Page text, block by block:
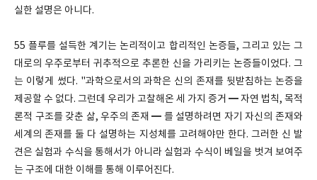
실한 설명은 아니다.
55 플루를 설득한 계기는 논리적이고 합리적인 논증들, 그리고 있는 그
대로의 우주로부터 귀추적으로 추론한 신을 가리키는 논증들이었다. 그
는 이렇게 썼다. "과학으로서의 과학은 신의 존재를 뒷받침하는 논증을
제공할 수 없다. 그런데 우리가 고찰해온 세 가지 증거 ━ 자연 법칙, 목적
론적 구조를 갖춘 삶, 우주의 존재 ━ 를 설명하려면 자기 자신의 존재와
세계의 존재를 둘 다 설명하는 지성체를 고려해야만 한다. 그러한 신 발
견은 실험과 수식을 통해서가 아니라 실험과 수식이 베일을 벗겨 보여주
는 구조에 대한 이해를 통해 이루어진다.